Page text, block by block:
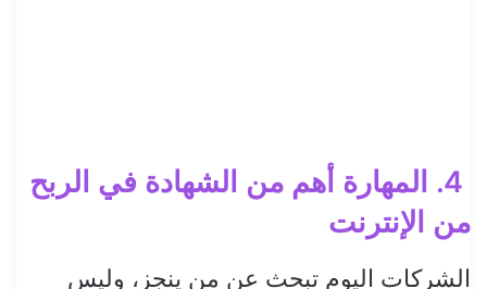
4. المهارة أهم من الشهادة في الربح
من الإنترنت
الشركات اليوم تبحث عن من ينجز، وليس